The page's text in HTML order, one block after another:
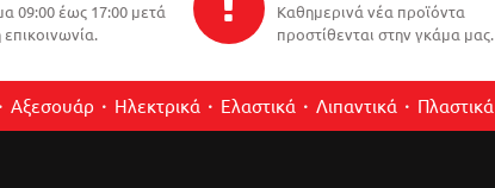
09:00 έως 17:00 μετά
Καθημερινά νέα προϊόντα
προστίθενται στην γκάμα μας.
Αξεσουάρ Ηλεκτρικά Ελαστικά Λιπαντικά Πλαστικά